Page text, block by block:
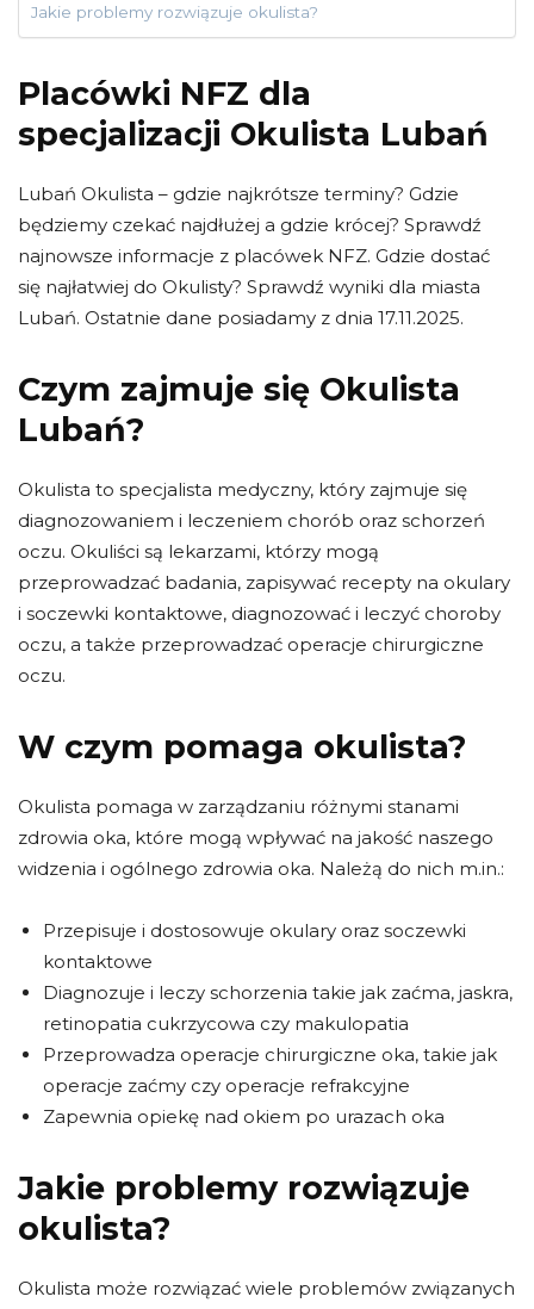
Jakie problemy rozwiązuje okulista?
Placówki NFZ dla
specjalizacji Okulista Lubań
Lubań Okulista – gdzie najkrótsze terminy? Gdzie
będziemy czekać najdłużej a gdzie krócej? Sprawdź
najnowsze informacje z placówek NFZ. Gdzie dostać
się najłatwiej do Okulisty? Sprawdź wyniki dla miasta
Lubań. Ostatnie dane posiadamy z dnia 17.11.2025.
Czym zajmuje się Okulista
Lubań?
Okulista to specjalista medyczny, który zajmuje się
diagnozowaniem i leczeniem chorób oraz schorzeń
oczu. Okuliści są lekarzami, którzy mogą
przeprowadzać badania, zapisywać recepty na okulary
i soczewki kontaktowe, diagnozować i leczyć choroby
oczu, a także przeprowadzać operacje chirurgiczne
oczu.
W czym pomaga okulista?
Okulista pomaga w zarządzaniu różnymi stanami
zdrowia oka, które mogą wpływać na jakość naszego
widzenia i ogólnego zdrowia oka. Należą do nich m.in.:
Przepisuje i dostosowuje okulary oraz soczewki
kontaktowe
Diagnozuje i leczy schorzenia takie jak zaćma, jaskra,
retinopatia cukrzycowa czy makulopatia
Przeprowadza operacje chirurgiczne oka, takie jak
operacje zaćmy czy operacje refrakcyjne
Zapewnia opiekę nad okiem po urazach oka
Jakie problemy rozwiązuje
okulista?
Okulista może rozwiązać wiele problemów związanych